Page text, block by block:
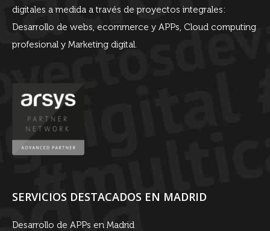
digitales a medida a través de proyectos integrales:
Desarrollo de webs, ecommerce y APPs, Cloud computing
profesional y Marketing digital.
SERVICIOS DESTACADOS EN MADRID
Desarrollo de APPs en Madrid